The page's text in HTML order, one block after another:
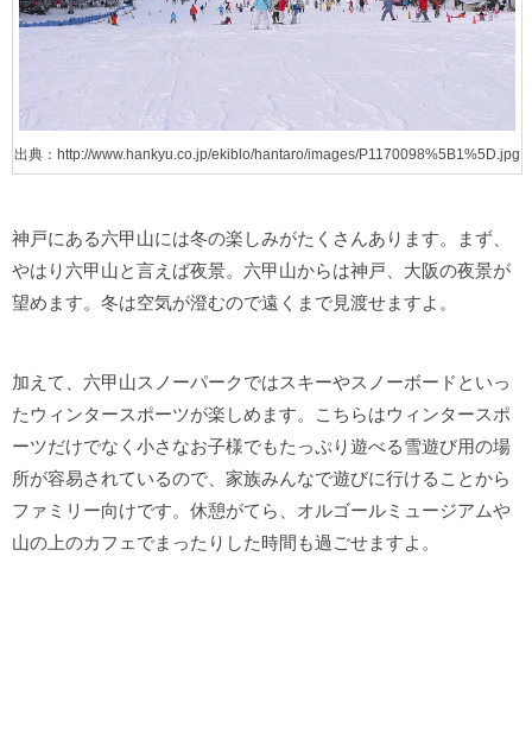
出典：http://www.hankyu.co.jp/ekiblo/hantaro/images/P1170098%5B1%5D.jpg
神戸にある六甲山には冬の楽しみがたくさんあります。まず、
やはり六甲山と言えば夜景。六甲山からは神戸、大阪の夜景が
望めます。冬は空気が澄むので遠くまで見渡せますよ。
加えて、六甲山スノーパークではスキーやスノーボードといっ
たウィンタースポーツが楽しめます。こちらはウィンタースポ
ーツだけでなく小さなお子様でもたっぷり遊べる雪遊び用の場
所が容易されているので、家族みんなで遊びに行けることから
ファミリー向けです。休憩がてら、オルゴールミュージアムや
山の上のカフェでまったりした時間も過ごせますよ。